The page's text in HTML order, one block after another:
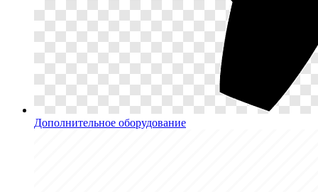
Дополнительное оборудование